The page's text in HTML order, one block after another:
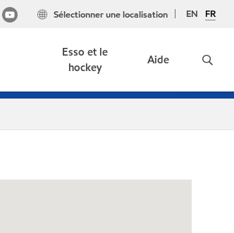
EN FR
Sélectionner une localisation
Esso et le
hockey
Aide